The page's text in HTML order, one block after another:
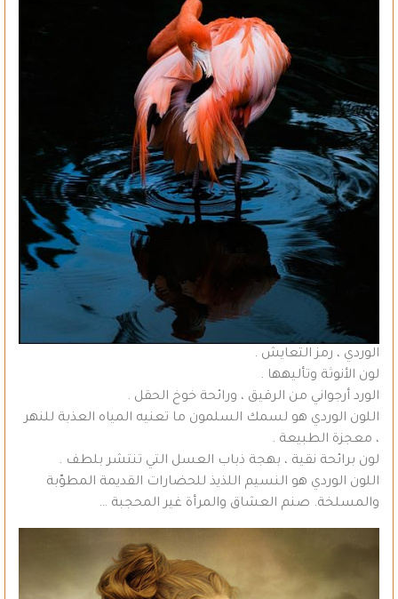
الوردي ، رمز التعايش .
لون الأنوثة وتأليهها .
الورد أرجواني من الرقيق ، ورائحة خوخ الحقل .
اللون الوردي هو لسمك السلمون ما تعنيه المياه العذبة للنهر
، معجزة الطبيعة .
لون برائحة نقية ، بهجة ذباب العسل التي تنتشر بلطف .
اللون الوردي هو النسيم اللذيذ للحضارات القديمة المطوّبة
والمسلخة. صنم العشاق والمرأة غير المحجبة …